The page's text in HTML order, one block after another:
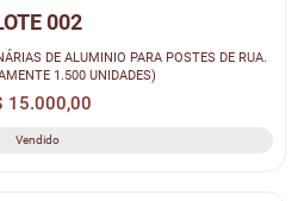
002
DE ALUMINIO PARA POSTES DE RUA.
1.500 UNIDADES)
15.000,00
Vendido